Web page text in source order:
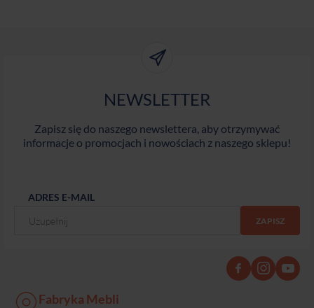
NEWSLETTER
Zapisz się do naszego newslettera, aby otrzymywać
informacje o promocjach i nowościach z naszego sklepu!
ADRES E-MAIL
Fabryka Mebli